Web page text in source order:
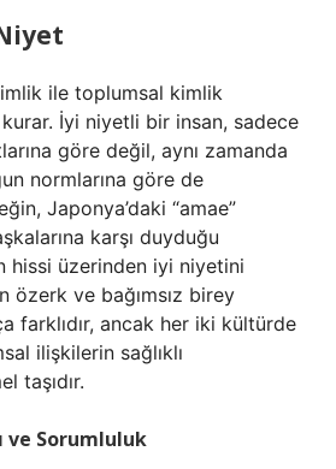
ile toplumsal kimlik
İyi niyetli bir insan, sadece
göre değil, aynı zamanda
normlarına göre de
Japonya’daki “amae”
karşı duyduğu
hissi üzerinden iyi niyetini
özerk ve bağımsız birey
farklıdır, ancak her iki kültürde
ilişkilerin sağlıklı
taşıdır.
ve Sorumluluk